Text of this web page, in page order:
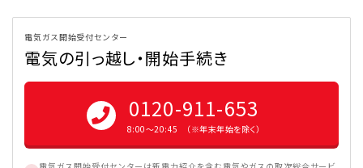
電気ガス開始受付センター
電気の引っ越し・開始手続き
0120-911-653
8:00〜20:45 （※年末年始を除く）